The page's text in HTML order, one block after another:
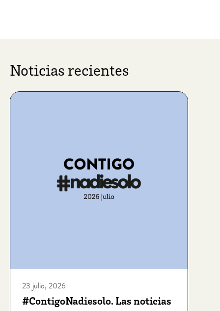
Noticias recientes
23 julio, 2026
#ContigoNadiesolo. Las noticias